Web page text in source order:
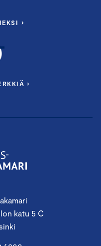
katu 5 C
›
›